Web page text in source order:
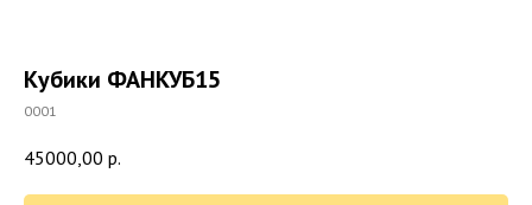
Кубики ФАНКУБ15
0001
45000,00 р.